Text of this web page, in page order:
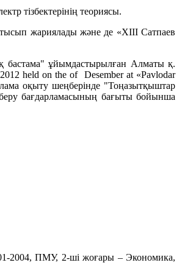
тізбектерінің теориясы.
жариялады және де «XIII Сатпаев
бастама" ұйымдастырылған Алматы қ.
held on the of Desember at «Pavlodar
оқыту шеңберінде "Тоңазытқыштар
бағдарламасының бағыты бойынша
2004, ПМУ, 2-ші жоғары – Экономика,